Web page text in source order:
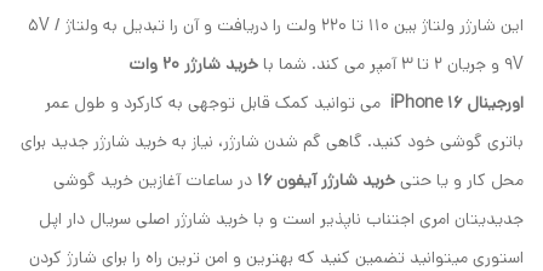
این شارژر ولتاژ بین 110 تا 220 ولت را دریافت و آن را تبدیل به ولتاژ 5V /
9V و جریان 2 تا 3 آمپر می کند. شما با
خرید
شارژر 20 وات
اورجینال iPhone 16
می توانید کمک قابل توجهی به کارکرد و طول عمر
باتری گوشی خود کنید. گاهی گم شدن شارژر، نیاز به خرید شارژر جدید برای
محل کار و یا حتی خرید شارژر آیفون 16
در ساعات آغازین خرید گوشی
جدیدیتان امری اجتناب ناپذیر است و با خرید شارژر اصلی سریال دار اپل
استوری میتوانید تضمین کنید که بهترین و امن ترین راه را برای شارژ کردن